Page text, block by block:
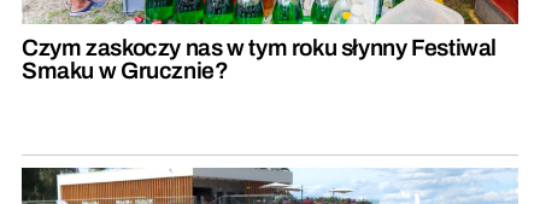
Czym zaskoczy nas w tym roku słynny Festiwal
Smaku w Grucznie?